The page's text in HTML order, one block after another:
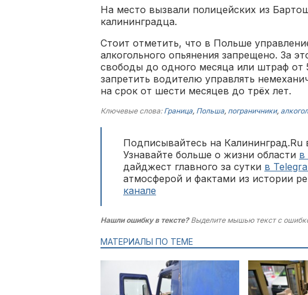
На место вызвали полицейских из
калининградца.
Стоит отметить, что в Польше
алкогольного опьянения запрещено. За
свободы до одного месяца или штраф
запретить водителю управлять
на срок от шести месяцев до трёх лет.
Ключевые слова: Граница, Польша, пограничники,
Подписывайтесь на Калининград.Ru
Узнавайте больше о жизни области в
дайджест главного за сутки в
атмосферой и фактами из истории
канале
Нашли ошибку в тексте?Выделите мышью текст с
МАТЕРИАЛЫ ПО ТЕМЕ